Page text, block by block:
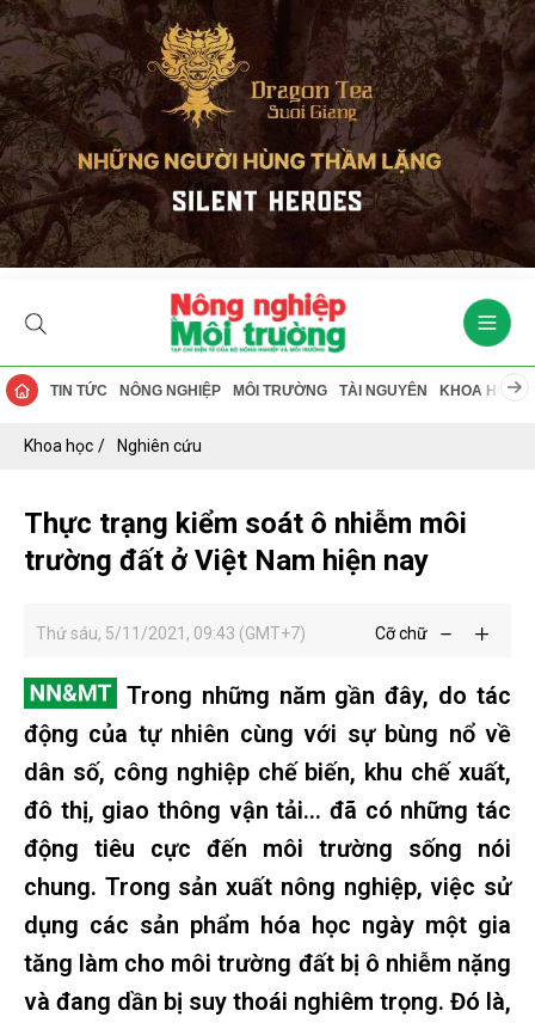
TIN TỨC NÔNG NGHIỆP MÔI TRƯỜNG TÀI NGUYÊN KHOA HỌC
Khoa học Nghiên cứu
Thực trạng kiểm soát ô nhiễm môi
trường đất ở Việt Nam hiện nay
Thứ sáu, 5/11/2021, 09:43 (GMT+7) Cỡ chữ
Trong những năm gần đây, do tác
động của tự nhiên cùng với sự bùng nổ về
dân số, công nghiệp chế biến, khu chế xuất,
đô thị, giao thông vận tải… đã có những tác
động tiêu cực đến môi trường sống nói
chung. Trong sản xuất nông nghiệp, việc sử
dụng các sản phẩm hóa học ngày một gia
tăng làm cho môi trường đất bị ô nhiễm nặng
và đang dần bị suy thoái nghiêm trọng. Đó là,